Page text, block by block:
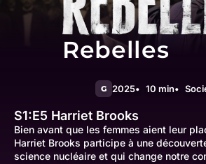
Rebelles
G 2025 10 min
S1:E5 Harriet Brooks
Bien avant que les femmes aient leur
Harriet Brooks participe à une
science nucléaire et qui change notre